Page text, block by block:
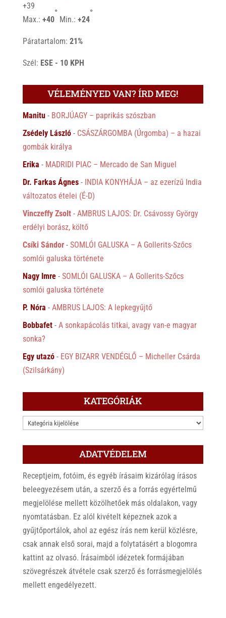
+39
Max.: +40
°
Min.: +24
°
Páratartalom: 21%
Szél: ESE - 10 KPH
VÉLEMÉNYED VAN? ÍRD MEG!
Manitu- BORJÚAGY – paprikás szószban
Zsédely László- CSÁSZÁRGOMBA (Úrgomba) – a hazai
gombák királya
Erika - MADRIDI PIAC – Mercado de San Miguel
Dr. Farkas Ágnes- INDIA KONYHÁJA – az ezerízű India
változatos ételei (É-D)
Vinczeffy Zsolt- AMBRUS LAJOS: Dr. Csávossy György
erdélyi borász, költő
Csíki Sándor- SOMLÓI GALUSKA – A Gollerits-Szőcs
somlói galuska története
Nagy Imre- SOMLÓI GALUSKA – A Gollerits-Szőcs
somlói galuska története
P. Nóra - AMBRUS LAJOS: A lepkegyűjtő
Bobbafet- A sonkapácolás titkai, avagy van-e magyar
sonka?
Egy utazó- EGY BIZARR VENDÉGLŐ – Micheller Csárda
(Szilsárkány)
KATEGÓRIÁK
KATEGÓRIÁK
ADATVÉDELEM
Receptjeim, fotóim, és egyéb írásaim kizárólag írásos
beleegyezésem után, a szerző és a forrás egyértelmű
megjelölése mellett közölhetőek más oldalakon, vagy
nyomtatásban. Ez alól kivételt képeznek azok a
gyűjtőportálok, ahol az egész írás nem kerül közlésre,
csak annak első sorai, majd a folytatásért a blogomra
kattint az olvasó. Írásaimból idézetek formájában
szövegrészek átvétele csak szerző és forrásmegjelölés
mellett engedélyezett.